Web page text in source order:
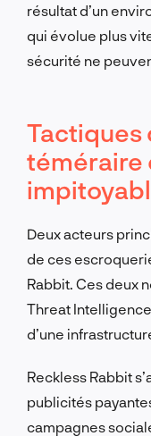
résultat d’un
qui évolue plus
sécurité ne
Tactiques
téméraire
Deux acteurs
de ces
Rabbit. Ces deux
Threat
d’une
Reckless Rabbit
publicités
campagnes